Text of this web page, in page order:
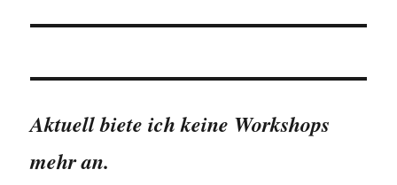
Aktuell biete ich keine Workshops
mehr an.